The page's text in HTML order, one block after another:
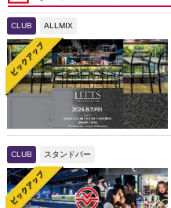
CLUB ALLMIX
CLUB スタンドバー